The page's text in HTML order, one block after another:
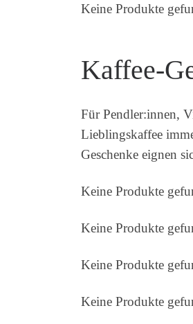
Keine Produkte
Kaffee-
Für Pendler:innen,
Lieblingskaffee
Geschenke eignen
Keine Produkte
Keine Produkte
Keine Produkte
Keine Produkte